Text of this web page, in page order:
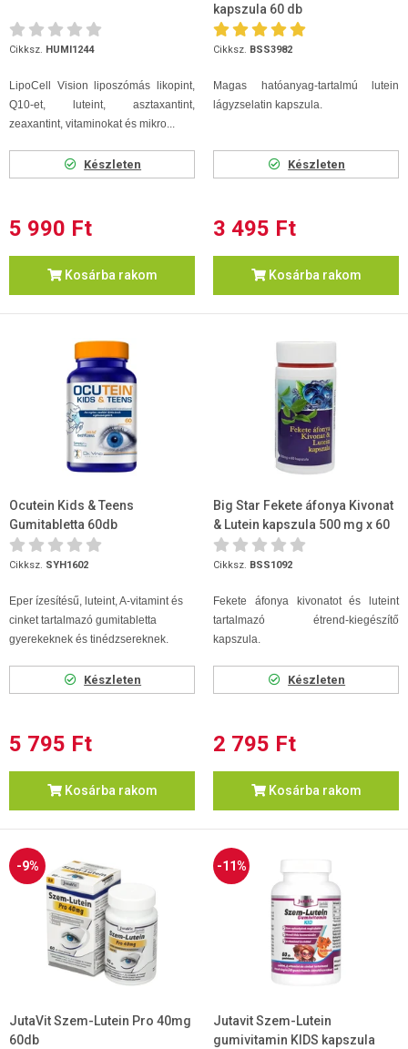
Cikksz. HUMI1244
LipoCell Vision liposzómás likopint,
Q10-et, luteint, asztaxantint,
zeaxantint, vitaminokat és mikro...
Készleten
5 990 Ft
Kosárba rakom
kapszula 60 db
Cikksz. BSS3982
Magas hatóanyag-tartalmú lutein
lágyzselatin kapszula.
Készleten
3 495 Ft
Kosárba rakom
Ocutein Kids & Teens
Gumitabletta 60db
Cikksz. SYH1602
Eper ízesítésű, luteint, A-vitamint és
cinket tartalmazó gumitabletta
gyerekeknek és tinédzsereknek.
Készleten
5 795 Ft
Kosárba rakom
Big Star Fekete áfonya Kivonat
& Lutein kapszula 500 mg x 60
db
Cikksz. BSS1092
Fekete áfonya kivonatot és luteint
tartalmazó étrend-kiegészítő
kapszula.
Készleten
2 795 Ft
Kosárba rakom
-9%
JutaVit Szem-Lutein Pro 40mg
60db
-11%
Jutavit Szem-Lutein
gumivitamin KIDS kapszula